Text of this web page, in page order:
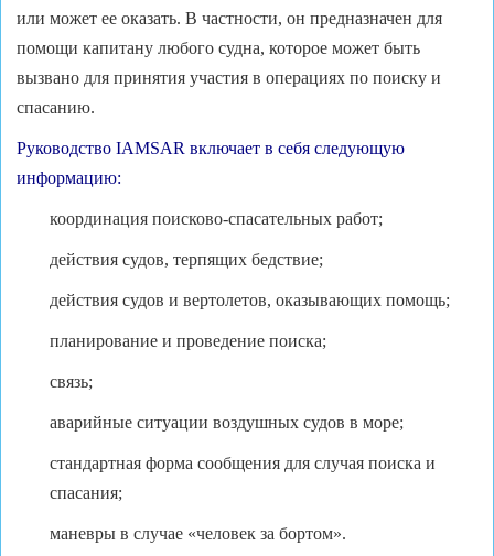
или может ее оказать. В частности, он предназначен для
помощи капитану любого судна, которое может быть
вызвано для принятия участия в операциях по поиску и
спасанию.
Руководство IAMSAR включает в себя следующую
информацию:
координация поисково-спасательных работ;
действия судов, терпящих бедствие;
действия судов и вертолетов, оказывающих помощь;
планирование и проведение поиска;
связь;
аварийные ситуации воздушных судов в море;
стандартная форма сообщения для случая поиска и
спасания;
маневры в случае «человек за бортом».